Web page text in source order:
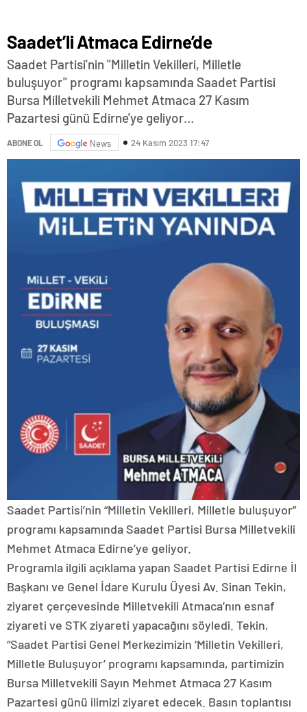
Saadet’li Atmaca Edirne’de
Saadet Partisi'nin "Milletin Vekilleri, Milletle
buluşuyor" programı kapsamında Saadet Partisi
Bursa Milletvekili Mehmet Atmaca 27 Kasım
Pazartesi günü Edirne'ye geliyor…
ABONE OL News 24 Kasım 2023 17:47
Saadet Partisi’nin “Milletin Vekilleri, Milletle buluşuyor”
programı kapsamında Saadet Partisi Bursa Milletvekili
Mehmet Atmaca Edirne’ye geliyor.
Programla ilgili açıklama yapan Saadet Partisi Edirne İl
Başkanı ve Genel İdare Kurulu Üyesi Av. Sinan Tekin,
ziyaret çerçevesinde Milletvekili Atmaca’nın esnaf
ziyareti ve STK ziyareti yapacağını söyledi. Tekin,
“Saadet Partisi Genel Merkezimizin ‘Milletin Vekilleri,
Milletle Buluşuyor’ programı kapsamında, partimizin
Bursa Milletvekili Sayın Mehmet Atmaca 27 Kasım
Pazartesi günü ilimizi ziyaret edecek. Basın toplantısı